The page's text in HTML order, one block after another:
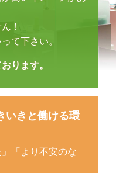
！
て下さい。
ります。
いきと働ける環
「より不安のな